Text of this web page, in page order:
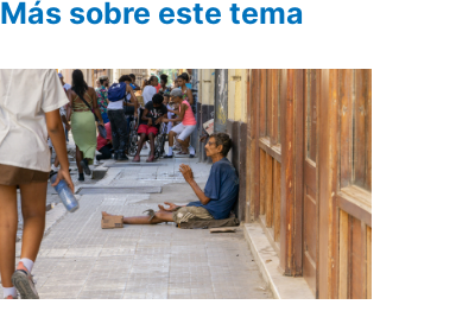
Más sobre este tema